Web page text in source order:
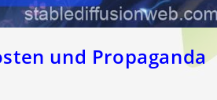
und Propaganda